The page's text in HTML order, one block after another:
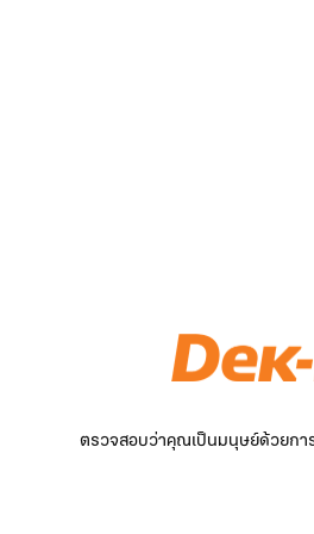
ตรวจสอบว่าคุณเป็นมนุษย์ด้วยกา